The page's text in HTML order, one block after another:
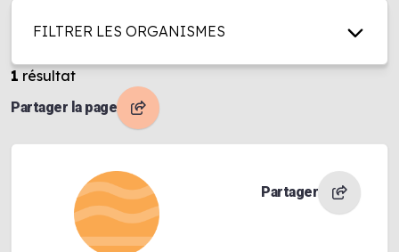
FILTRER LES ORGANISMES
1 résultat
Partager la page
Partager